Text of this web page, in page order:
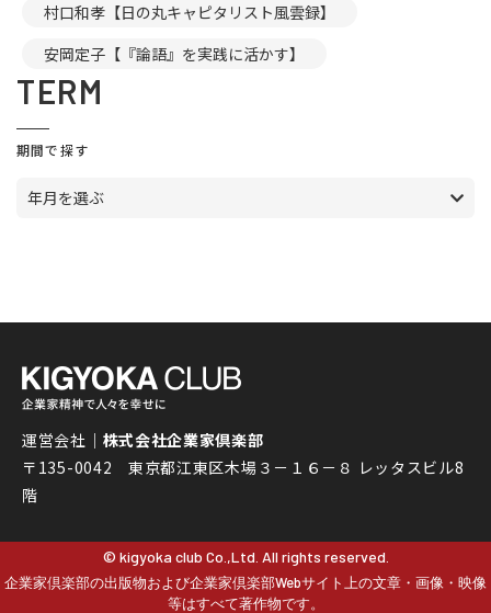
村口和孝【日の丸キャピタリスト風雲録】
安岡定子【『論語』を実践に活かす】
TERM
期間で探す
年月を選ぶ
運営会社｜ 株式会社企業家倶楽部
〒135-0042 東京都江東区木場３－１６－８ レッタスビル8
階
© kigyoka club Co.,Ltd. All rights reserved.
企業家倶楽部の出版物および企業家倶楽部Webサイト上の文章・画像・映像
等はすべて著作物です。